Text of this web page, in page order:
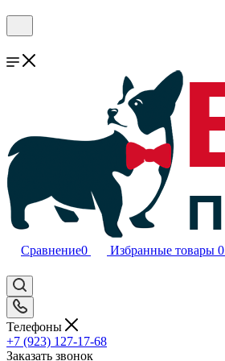
Сравнение0 Избранные товары 0
Телефоны
+7 (923) 127-17-68
Заказать звонок